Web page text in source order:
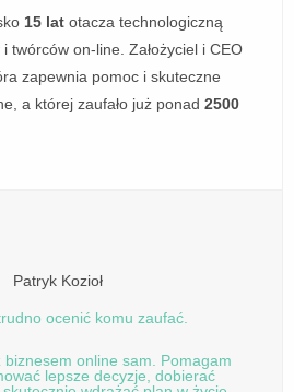
15 lat otacza technologiczną
twórców on-line. Założyciel i CEO
zapewnia pomoc i skuteczne
a której zaufało już ponad 2500
ocenić komu zaufać.
online sam. Pomagam
lepsze decyzje, dobierać